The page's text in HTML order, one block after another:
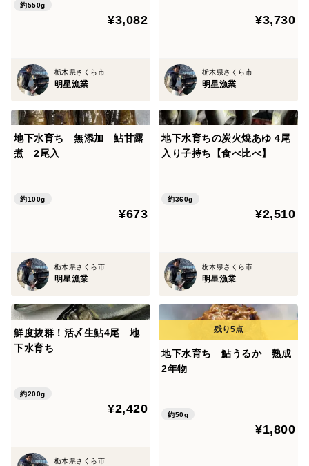
約550g
¥3,082
栃木県さくら市
明星漁業
¥3,730
栃木県さくら市
明星漁業
地下水育ち 無添加 鮎甘露
煮 2尾入
約100g
¥673
栃木県さくら市
明星漁業
地下水育ちの炭火焼あゆ 4尾
入り子持ち【食べ比べ】
約360g
¥2,510
栃木県さくら市
明星漁業
鮮度抜群！活〆生鮎4尾 地
下水育ち
約200g
¥2,420
栃木県さくら市
地下水育ち 鮎うるか 熟成
2年物
約50g
¥1,800